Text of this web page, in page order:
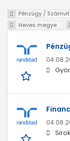
Pénzügy /
Heves megye